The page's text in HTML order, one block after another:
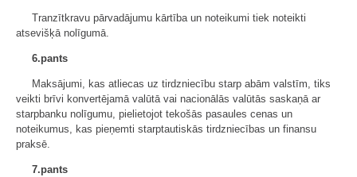
Tranzītkravu pārvadājumu kārtība un noteikumi tiek noteikti
atsevišķā nolīgumā.
6.pants
Maksājumi, kas atliecas uz tirdzniecību starp abām valstīm, tiks
veikti brīvi konvertējamā valūtā vai nacionālās valūtās saskaņā ar
starpbanku nolīgumu, pielietojot tekošās pasaules cenas un
noteikumus, kas pieņemti starptautiskās tirdzniecības un finansu
praksē.
7.pants